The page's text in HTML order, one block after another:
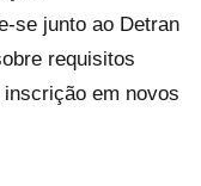
se junto ao Detran
requisitos
em novos